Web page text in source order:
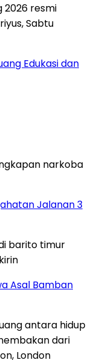
Edukasi dan
Jalanan 3
Asal Bamban